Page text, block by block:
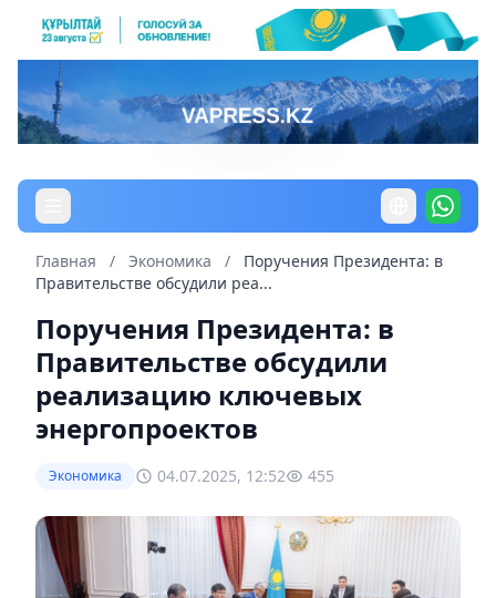
Главная / Экономика /
Поручения Президента: в
Правительстве обсудили реа...
Поручения Президента: в
Правительстве обсудили
реализацию ключевых
энергопроектов
Экономика 04.07.2025, 12:52 455